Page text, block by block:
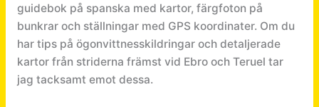
guidebok på spanska med kartor, färgfoton på
bunkrar och ställningar med GPS koordinater. Om du
har tips på ögonvittnesskildringar och detaljerade
kartor från striderna främst vid Ebro och Teruel tar
jag tacksamt emot dessa.